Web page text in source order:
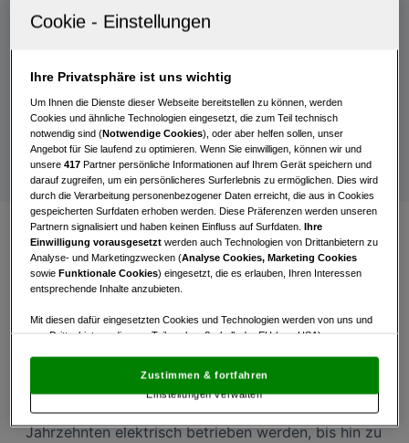
Grüner wird’s nicht
ÖGV und Mercedes-Benz setzen auf E-Mobilität
Dank unseres Mobility Partners Mercedes-Benz
fährt der ÖGV vollständig emissionsfrei von A nach
B. Ein Umstieg, der uns nach einer kurzen
Umgewöhnungsphase leichtgefallen ist und ein
Die Elektrifizierung ist aber auch in den österr.
Golfclubs tief verwurzelt – von Golfcarts, die seit
Jahrzehnten elektrisch betrieben werden, bis hin zu
Ihre Privatsphäre ist uns wichtig
Um Ihnen die Dienste dieser Webseite bereitstellen zu können, werden
Cookies und ähnliche Technologien eingesetzt, die zum Teil technisch
notwendig sind (Notwendige Cookies), oder aber helfen sollen, unser
Angebot für Sie laufend zu optimieren. Wenn Sie einwilligen, können wir und
unsere417 Partner persönliche Informationen auf Ihrem Gerät speichern und
darauf zugreifen, um ein persönlicheres Surferlebnis zu ermöglichen. Dies wird
durch die Verarbeitung personenbezogener Daten erreicht, die aus in Cookies
gespeicherten Surfdaten erhoben werden. Diese Präferenzen werden unseren
Partnern signalisiert und haben keinen Einfluss auf Surfdaten.Ihre
Einwilligung vorausgesetzt werden auch Technologien von Drittanbietern zu
Analyse- und Marketingzwecken (Analyse Cookies, Marketing Cookies
sowieFunktionale Cookies) eingesetzt, die es erlauben, Ihren Interessen
entsprechende Inhalte anzubieten.
Mit diesen dafür eingesetzten Cookies und Technologien werden von uns und
von Drittanbietern, die zum Teil auch außerhalb der EU (u.a. USA)
angemessenes Datenschutzniveau bescheinigt.Es besteht insbesondere
das Risiko, dass Ihre Daten dem Zugriff durch US-Behörden zu Kontroll- und
Überwachungszwecken unterliegen und dagegen keine wirksamen
Rechtsbehelfe zur Verfügung stehen.
Einstellungen verwalten
Zustimmen & fortfahren